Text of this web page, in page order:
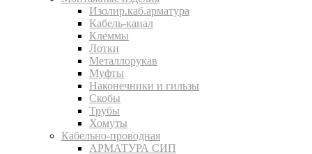
Изолир.каб.арматура
Кабель-канал
Клеммы
Лотки
Металлорукав
Муфты
Наконечники и гильзы
Скобы
Трубы
Хомуты
Кабельно-проводная
АРМАТУРА СИП